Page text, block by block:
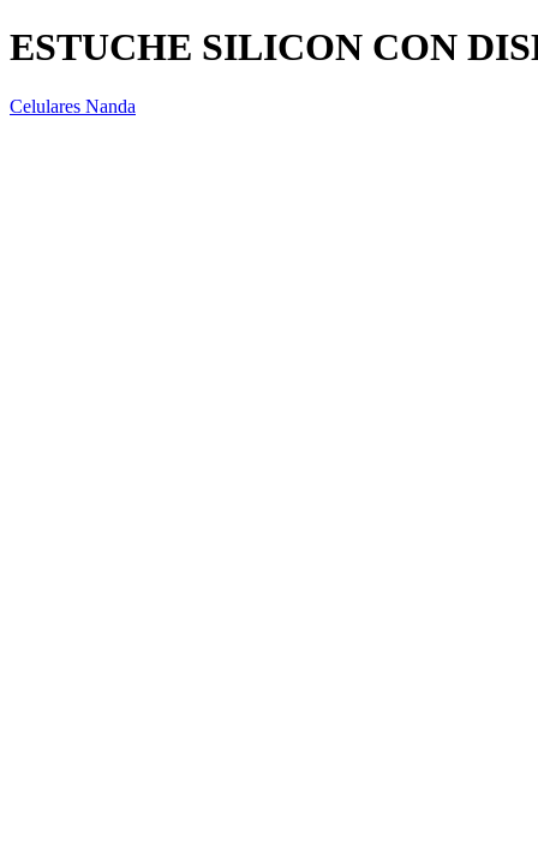
ESTUCHE SILICON CON
Celulares Nanda